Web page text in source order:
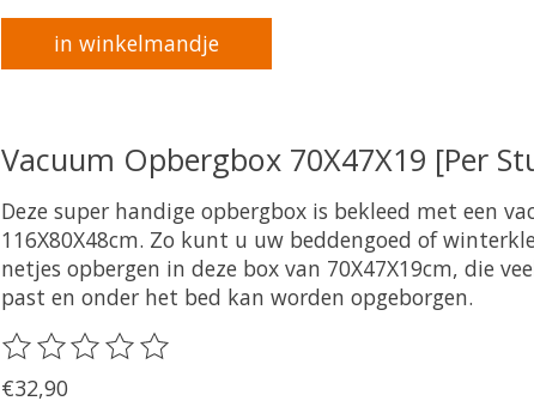
in winkelmandje
Vacuum Opbergbox 70X47X19 [Per
Deze super handige opbergbox is bekleed met een
116X80X48cm. Zo kunt u uw beddengoed of
netjes opbergen in deze box van 70X47X19cm, die
past en onder het bed kan worden opgeborgen.
De beoordeling van dit product is
€32,90